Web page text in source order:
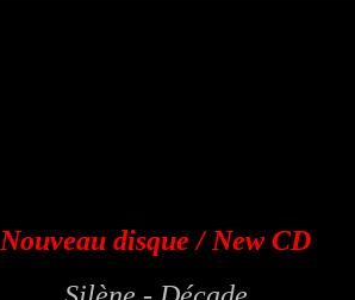
Nouveau disque / New CD